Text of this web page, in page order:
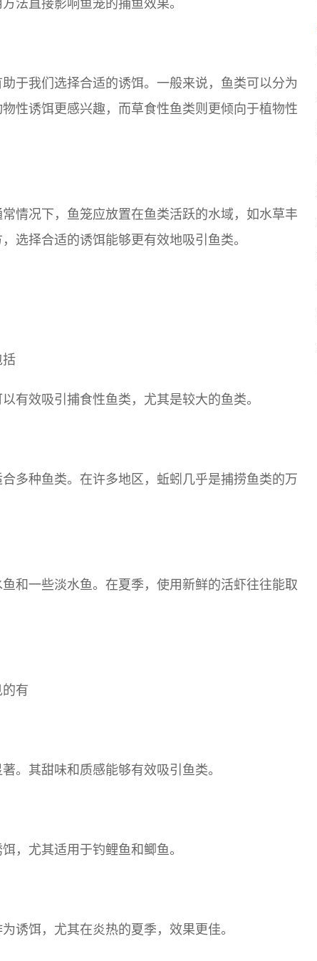
法直接影响鱼笼的捕鱼效果。
于我们选择合适的诱饵。一般来说，鱼类可以分为
性诱饵更感兴趣，而草食性鱼类则更倾向于植物性
情况下，鱼笼应放置在鱼类活跃的水域，如水草丰
选择合适的诱饵能够更有效地吸引鱼类。
括
有效吸引捕食性鱼类，尤其是较大的鱼类。
多种鱼类。在许多地区，蚯蚓几乎是捕捞鱼类的万
和一些淡水鱼。在夏季，使用新鲜的活虾往往能取
有
。其甜味和质感能够有效吸引鱼类。
，尤其适用于钓鲤鱼和鲫鱼。
诱饵，尤其在炎热的夏季，效果更佳。